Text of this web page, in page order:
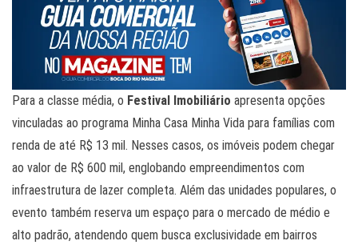
Para a classe média, o Festival Imobiliário apresenta opções
vinculadas ao programa Minha Casa Minha Vida para famílias com
renda de até R$ 13 mil. Nesses casos, os imóveis podem chegar
ao valor de R$ 600 mil, englobando empreendimentos com
infraestrutura de lazer completa. Além das unidades populares, o
evento também reserva um espaço para o mercado de médio e
alto padrão, atendendo quem busca exclusividade em bairros